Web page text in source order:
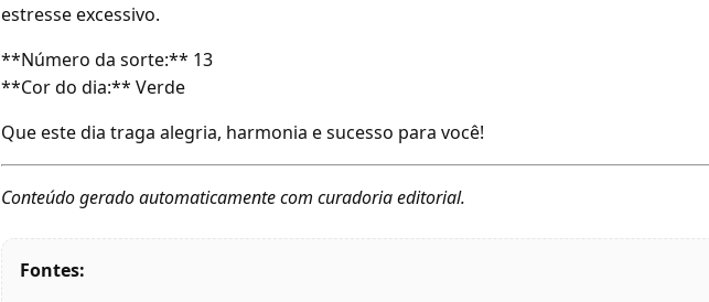
estresse excessivo.
**Número da sorte:** 13
**Cor do dia:** Verde
Que este dia traga alegria, harmonia e sucesso para você!
Conteúdo gerado automaticamente com curadoria editorial.
Fontes: